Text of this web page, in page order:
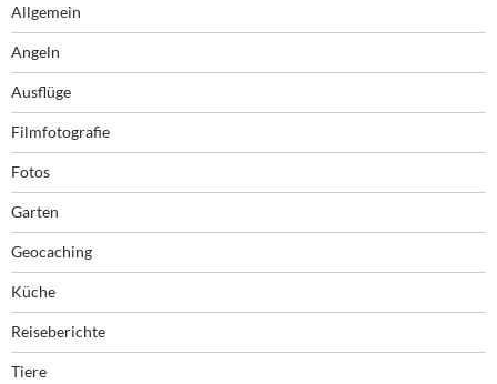
Allgemein
Angeln
Ausflüge
Filmfotografie
Fotos
Garten
Geocaching
Küche
Reiseberichte
Tiere